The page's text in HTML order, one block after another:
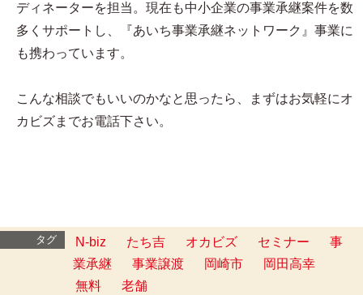
ディネーターを担当。現在も中小企業の事業承継案件を数
多くサポートし、『あいち事業承継ネットワーク』事業に
も携わっています。
こんな相談でもいいのかなと思ったら、まずはお気軽にオ
カビズまでお電話下さい。
タグ N-biz たち吉 オカビズ セミナー
事
業承継
事業譲渡 岡崎市
岡田高幸
無料
老舗